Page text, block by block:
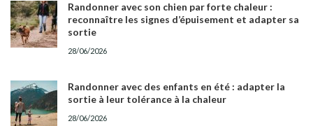
Randonner avec son chien par forte chaleur :
reconnaître les signes d’épuisement et adapter sa
sortie
28/06/2026
Randonner avec des enfants en été : adapter la
sortie à leur tolérance à la chaleur
28/06/2026